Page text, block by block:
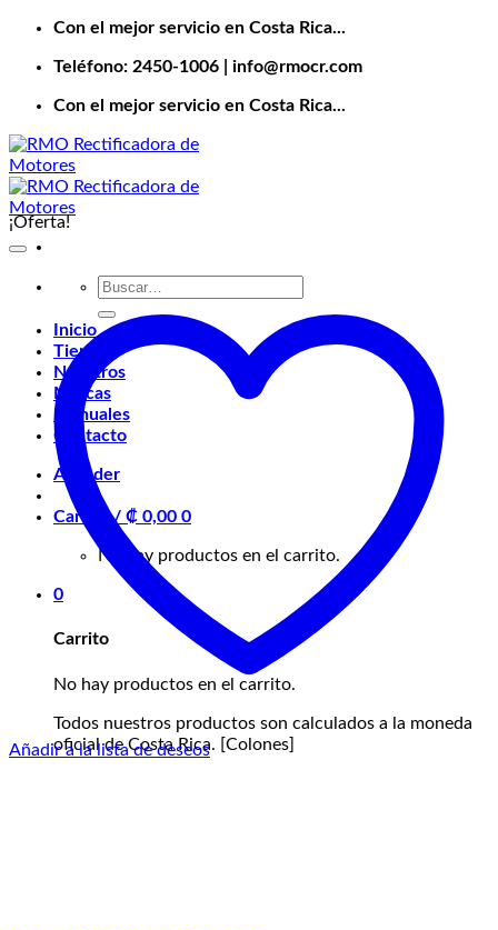
Saltar
contenido
Con el mejor servicio en Costa Rica...
Teléfono: 2450-1006 | info@rmocr.com
Con el mejor servicio en Costa Rica...
Buscar
Inicio
Tienda
Nosotros
Marcas
Manuales
Contacto
Acceder
Carrito / ₡ 0,00 0
No hay productos en el carrito.
0
Carrito
No hay productos en el carrito.
Todos nuestros productos son calculados a la moneda
oficial de Costa Rica. [Colones]
¡Oferta!
Añadir a la lista de deseos